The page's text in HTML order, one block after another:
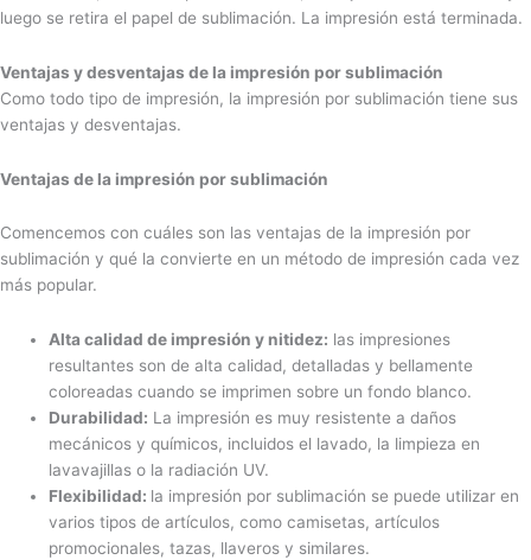
luego se retira el papel de sublimación. La impresión está terminada.
Ventajas y desventajas de la impresión por sublimación
Como todo tipo de impresión, la impresión por sublimación tiene sus
ventajas y desventajas.
Ventajas de la impresión por sublimación
Comencemos con cuáles son las ventajas de la impresión por
sublimación y qué la convierte en un método de impresión cada vez
más popular.
Alta calidad de impresión y nitidez: las impresiones
resultantes son de alta calidad, detalladas y bellamente
coloreadas cuando se imprimen sobre un fondo blanco.
Durabilidad: La impresión es muy resistente a daños
mecánicos y químicos, incluidos el lavado, la limpieza en
lavavajillas o la radiación UV.
Flexibilidad: la impresión por sublimación se puede utilizar en
varios tipos de artículos, como camisetas, artículos
promocionales, tazas, llaveros y similares.